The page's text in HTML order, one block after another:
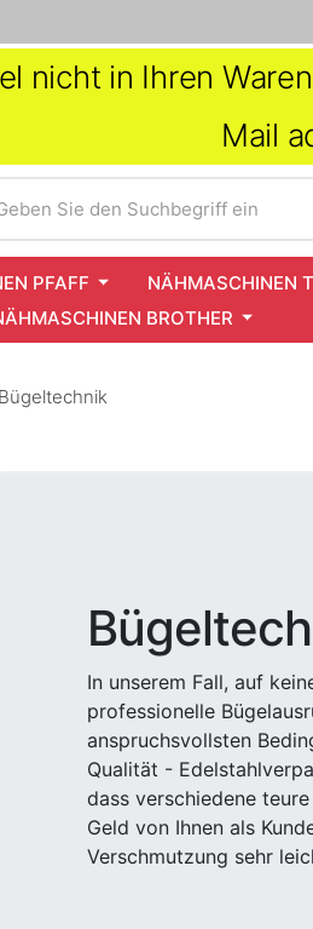
nicht in Ihren
Mail
Sie den Suchbegriff ein
PFAFF NÄHMASCHINEN
BROTHER
Bügeltechnik
In unserem Fall, auf
professionelle
anspruchsvollsten
Qualität -
dass verschiedene
Geld von Ihnen als
Verschmutzung sehr